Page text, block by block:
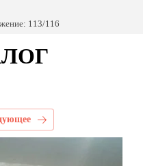
113/116